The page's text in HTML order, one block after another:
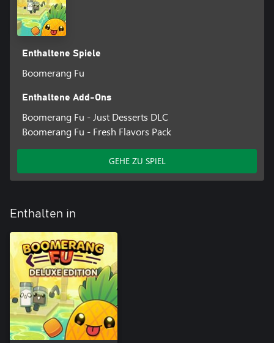
Enthaltene Spiele
Boomerang Fu
Enthaltene Add-Ons
Boomerang Fu - Just Desserts DLC
Boomerang Fu - Fresh Flavors Pack
GEHE ZU SPIEL
Enthalten in